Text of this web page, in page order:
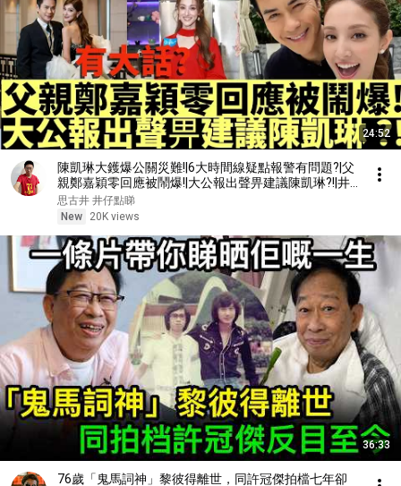
24:52
陳凱琳大鑊爆公關災難!|6大時間線疑點報警有問題?|父
親鄭嘉穎零回應被鬧爆!|大公報出聲畀建議陳凱琳?!|井
仔點睇 #何伯病逝 #何伯肝癌 #何太何伯 #何伯何太 #
何伯驚傳因肝癌離世
思古井 井仔點睇
New
20K views
36:33
76歲「鬼馬詞神」黎彼得離世，同許冠傑拍檔七年卻